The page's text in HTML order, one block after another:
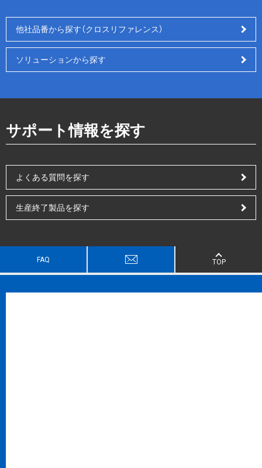
他社品番から探す（クロスリファレンス）
ソリューションから探す
サポート情報を探す
よくある質問を探す
生産終了製品を探す
FAQ TOP